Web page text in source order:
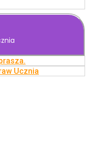
Ucznia